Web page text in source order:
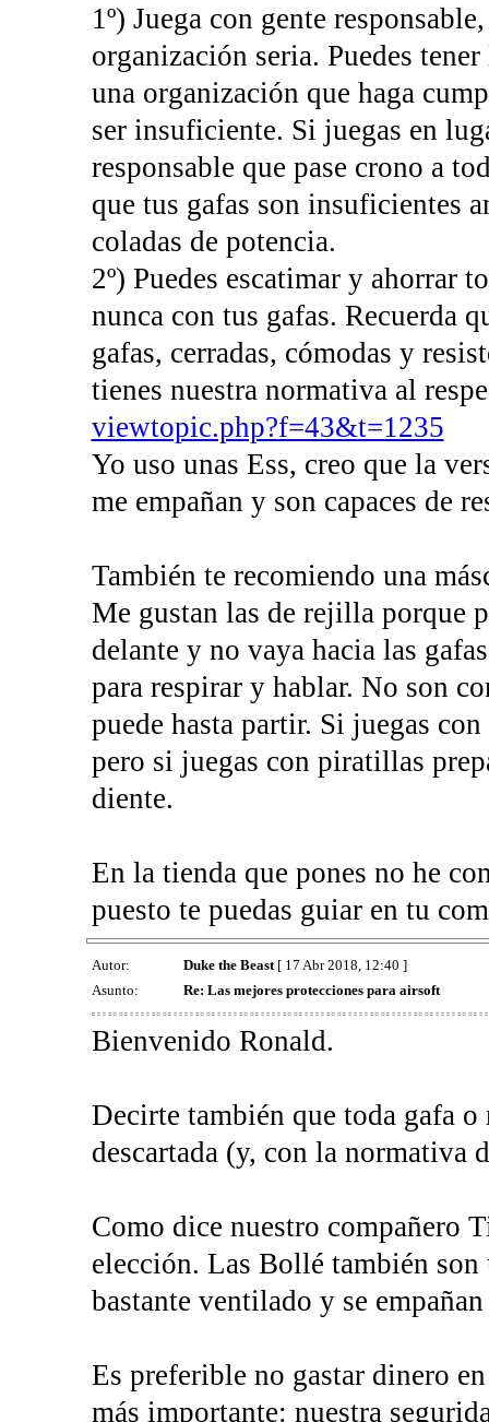
1º) Juega con gente
organización seria. Puedes
una organización que haga
ser insuficiente. Si juegas en
responsable que pase crono a
que tus gafas son insuficientes
coladas de potencia.
2º) Puedes escatimar y ahorrar
nunca con tus gafas. Recuerda
gafas, cerradas, cómodas y
tienes nuestra normativa al
viewtopic.php?f=43&t=1235
Yo uso unas Ess, creo que la
me empañan y son capaces de
También te recomiendo una
Me gustan las de rejilla porque
delante y no vaya hacia las
para respirar y hablar. No son
puede hasta partir. Si juegas
pero si juegas con piratillas
diente.
En la tienda que pones no he
puesto te puedas guiar en tu
Autor: Duke the Beast[ 17 Abr 2018, 12:40 ]
Asunto:
Re: Las mejores protecciones para airsoft
Bienvenido Ronald.
Decirte también que toda gafa
descartada (y, con la normativa
Como dice nuestro compañero
elección. Las Bollé también son
bastante ventilado y se
Es preferible no gastar dinero
más importante: nuestra